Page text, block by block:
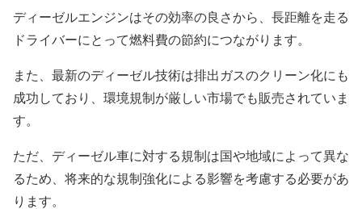
ディーゼルエンジンはその効率の良さから、長距離を走る
ドライバーにとって燃料費の節約につながります。
また、最新のディーゼル技術は排出ガスのクリーン化にも
成功しており、環境規制が厳しい市場でも販売されていま
す。
ただ、ディーゼル車に対する規制は国や地域によって異な
るため、将来的な規制強化による影響を考慮する必要があ
ります。